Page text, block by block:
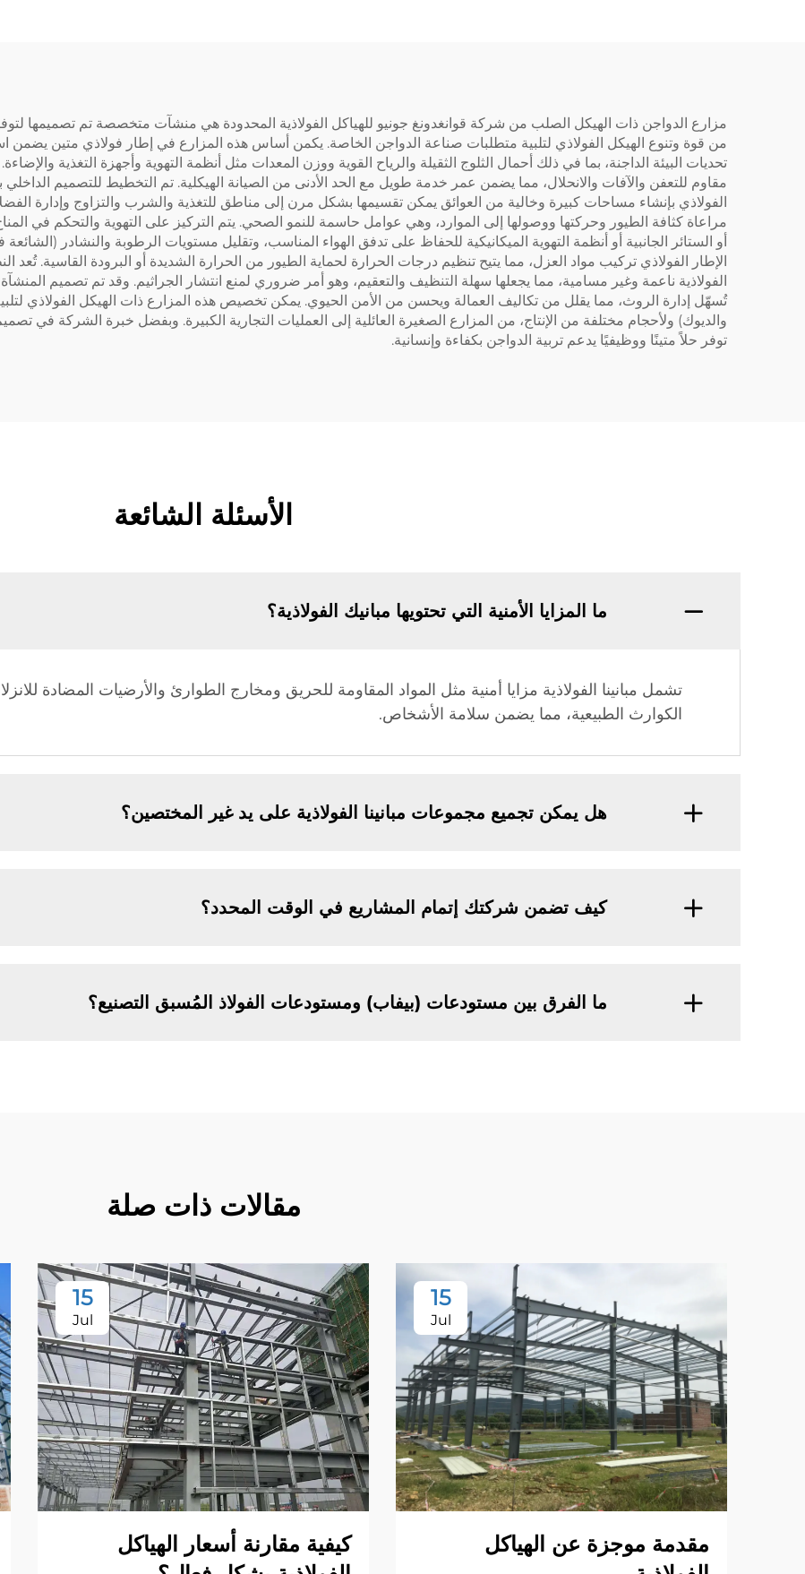
مزارع الدواجن ذات الهيكل الصلب من شركة قوانغدونغ جونيو للهياكل الفولاذية المحدودة هي منشآت متخصصة تم تصميمها
من قوة وتنوع الهيكل الفولاذي لتلبية متطلبات صناعة الدواجن الخاصة. يكمن أساس هذه المزارع في إطار فولاذي متين يضمن
تحديات البيئة الداجنة، بما في ذلك أحمال الثلوج الثقيلة والرياح القوية ووزن المعدات مثل أنظمة التهوية وأجهزة التغذية
مقاوم للتعفن والآفات والانحلال، مما يضمن عمر خدمة طويل مع الحد الأدنى من الصيانة الهيكلية. تم التخطيط للتصميم
الفولاذي بإنشاء مساحات كبيرة وخالية من العوائق يمكن تقسيمها بشكل مرن إلى مناطق للتغذية والشرب والتزاوج وإدارة
مراعاة كثافة الطيور وحركتها ووصولها إلى الموارد، وهي عوامل حاسمة للنمو الصحي. يتم التركيز على التهوية والتحكم في
أو الستائر الجانبية أو أنظمة التهوية الميكانيكية للحفاظ على تدفق الهواء المناسب، وتقليل مستويات الرطوبة والنشادر
الإطار الفولاذي تركيب مواد العزل، مما يتيح تنظيم درجات الحرارة لحماية الطيور من الحرارة الشديدة أو البرودة القاسية.
الفولاذية ناعمة وغير مسامية، مما يجعلها سهلة التنظيف والتعقيم، وهو أمر ضروري لمنع انتشار الجراثيم. وقد تم تصميم
تُسهّل إدارة الروث، مما يقلل من تكاليف العمالة ويحسن من الأمن الحيوي. يمكن تخصيص هذه المزارع ذات الهيكل الفولاذي
والديوك) ولأحجام مختلفة من الإنتاج، من المزارع الصغيرة العائلية إلى العمليات التجارية الكبيرة. وبفضل خبرة الشركة في
توفر حلاً متينًا ووظيفيًا يدعم تربية الدواجن بكفاءة وإنسانية.
الأسئلة الشائعة
ما المزايا الأمنية التي تحتويها مبانيك الفولاذية؟
تشمل مبانينا الفولاذية مزايا أمنية مثل المواد المقاومة للحريق ومخارج الطوارئ والأرضيات المضادة
الكوارث الطبيعية، مما يضمن سلامة الأشخاص.
هل يمكن تجميع مجموعات مبانينا الفولاذية على يد غير المختصين؟
كيف تضمن شركتك إتمام المشاريع في الوقت المحدد؟
ما الفرق بين مستودعات (بيفاب) ومستودعات الفولاذ المُسبق التصنيع؟
مقالات ذات صلة
15
Jul
مقدمة موجزة عن الهياكل
15
Jul
كيفية مقارنة أسعار الهياكل